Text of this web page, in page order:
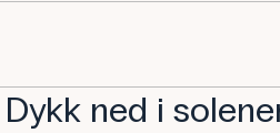
Dykk ned i